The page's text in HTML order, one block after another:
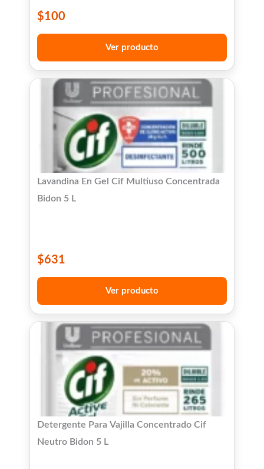
$100
Ver producto
Lavandina En Gel Cif Multiuso Concentrada
Bidon 5 L
$631
Ver producto
Detergente Para Vajilla Concentrado Cif
Neutro Bidon 5 L